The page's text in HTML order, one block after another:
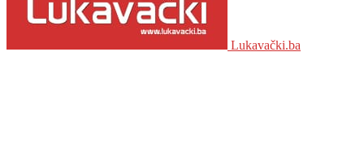
Lukavački.ba